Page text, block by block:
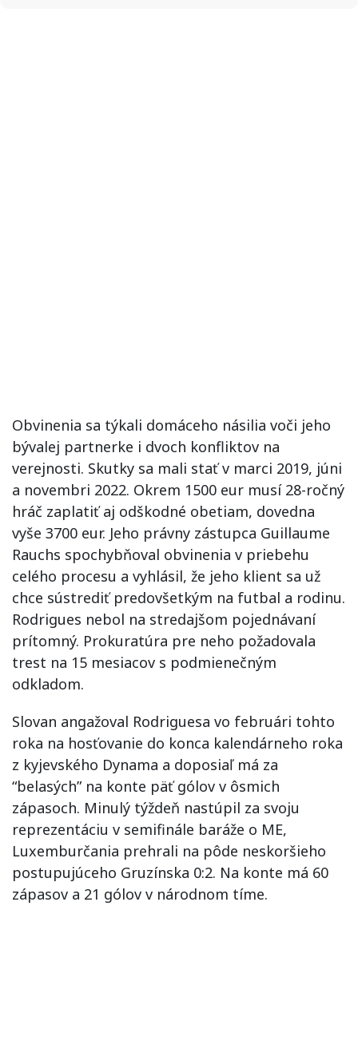
Obvinenia sa týkali domáceho násilia voči jeho
bývalej partnerke i dvoch konfliktov na
verejnosti. Skutky sa mali stať v marci 2019, júni
a novembri 2022. Okrem 1500 eur musí 28-ročný
hráč zaplatiť aj odškodné obetiam, dovedna
vyše 3700 eur. Jeho právny zástupca Guillaume
Rauchs spochybňoval obvinenia v priebehu
celého procesu a vyhlásil, že jeho klient sa už
chce sústrediť predovšetkým na futbal a rodinu.
Rodrigues nebol na stredajšom pojednávaní
prítomný. Prokuratúra pre neho požadovala
trest na 15 mesiacov s podmienečným
odkladom.
Slovan angažoval Rodriguesa vo februári tohto
roka na hosťovanie do konca kalendárneho roka
z kyjevského Dynama a doposiaľ má za
“belasých” na konte päť gólov v ôsmich
zápasoch. Minulý týždeň nastúpil za svoju
reprezentáciu v semifinále baráže o ME,
Luxemburčania prehrali na pôde neskoršieho
postupujúceho Gruzínska 0:2. Na konte má 60
zápasov a 21 gólov v národnom tíme.